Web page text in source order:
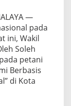
—
pada
ini, Wakil
Soleh
petani
Berbasis
di Kota